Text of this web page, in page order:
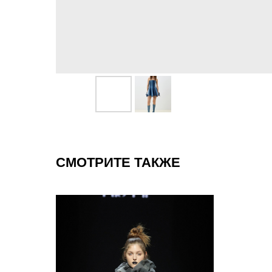
СМОТРИТЕ ТАКЖЕ